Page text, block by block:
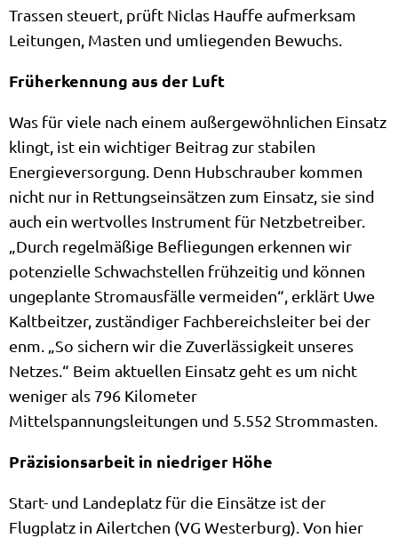
Trassen steuert, prüft Niclas Hauffe aufmerksam
Leitungen, Masten und umliegenden Bewuchs.
Früherkennung aus der Luft
Was für viele nach einem außergewöhnlichen Einsatz
klingt, ist ein wichtiger Beitrag zur stabilen
Energieversorgung. Denn Hubschrauber kommen
nicht nur in Rettungseinsätzen zum Einsatz, sie sind
auch ein wertvolles Instrument für Netzbetreiber.
„Durch regelmäßige Befliegungen erkennen wir
potenzielle Schwachstellen frühzeitig und können
ungeplante Stromausfälle vermeiden“, erklärt Uwe
Kaltbeitzer, zuständiger Fachbereichsleiter bei der
enm. „So sichern wir die Zuverlässigkeit unseres
Netzes.“ Beim aktuellen Einsatz geht es um nicht
weniger als 796 Kilometer
Mittelspannungsleitungen und 5.552 Strommasten.
Präzisionsarbeit in niedriger Höhe
Start- und Landeplatz für die Einsätze ist der
Flugplatz in Ailertchen (VG Westerburg). Von hier